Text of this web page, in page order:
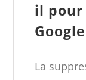
il
La